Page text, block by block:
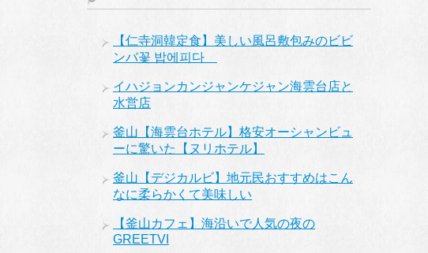
【仁寺洞韓定食】美しい風呂敷包みのビビ
ンバ꽃 밥에피다
イハジョンカンジャンケジャン海雲台店と
水営店
釜山【海雲台ホテル】格安オーシャンビュ
ーに驚いた【ヌリホテル】
釜山【デジカルビ】地元民おすすめはこん
なに柔らかくて美味しい
【釜山カフェ】海沿いで人気の夜の
GREETVI